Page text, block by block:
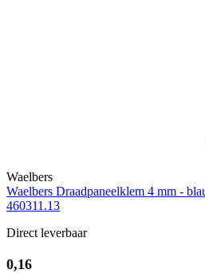
Waelbers
Waelbers Draadpaneelklem 4 mm -
460311.13
Direct leverbaar
0,16